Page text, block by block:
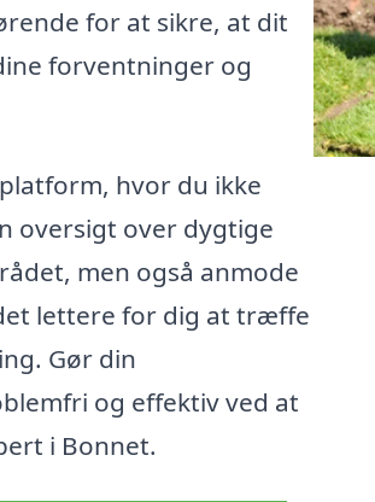
for at sikre, at dit
forventninger og
hvor du ikke
oversigt over dygtige
men også anmode
lettere for dig at træffe
Gør din
og effektiv ved at
i Bonnet.